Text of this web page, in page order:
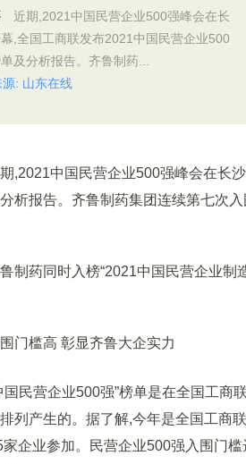
近期,2021中国民营企业500强峰会在长
,全国工商联发布2021中国民营企业500
及分析报告。齐鲁制药...
源: 山东在线
中国民营企业500强峰会在长沙
析报告。齐鲁制药集团连续第七次入
药同时入榜“2021中国民营企业制造
槛高 彰显齐鲁大企实力
营企业500强”榜单是在全国工商
列产生的。据了解,今年是全国工商
企业参加。民营企业500强入围门